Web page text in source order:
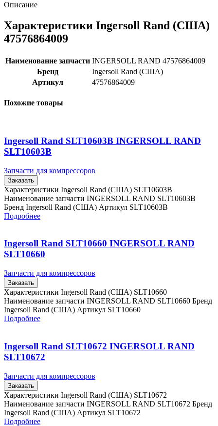
Описание
Характеристики Ingersoll Rand (США)
47576864009
Наименование запчасти INGERSOLL RAND 47576864009
Бренд
Ingersoll Rand (США)
Артикул
47576864009
Похожие товары
Ingersoll Rand SLT10603B INGERSOLL RAND
SLT10603B
Запчасти для компрессоров
Заказать
Характеристики Ingersoll Rand (США) SLT10603B
Наименование запчасти INGERSOLL RAND SLT10603B
Бренд Ingersoll Rand (США) Артикул SLT10603B
Подробнее
Ingersoll Rand SLT10660 INGERSOLL RAND
SLT10660
Запчасти для компрессоров
Заказать
Характеристики Ingersoll Rand (США) SLT10660
Наименование запчасти INGERSOLL RAND SLT10660 Бренд
Ingersoll Rand (США) Артикул SLT10660
Подробнее
Ingersoll Rand SLT10672 INGERSOLL RAND
SLT10672
Запчасти для компрессоров
Заказать
Характеристики Ingersoll Rand (США) SLT10672
Наименование запчасти INGERSOLL RAND SLT10672 Бренд
Ingersoll Rand (США) Артикул SLT10672
Подробнее